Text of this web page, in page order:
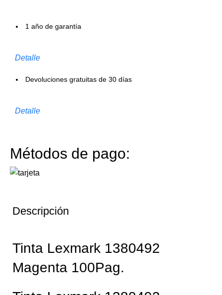
1 año de garantía
Detalle
Devoluciones gratuitas de 30 días
Detalle
Métodos de pago:
Descripción
Tinta Lexmark 1380492
Magenta 100Pag.